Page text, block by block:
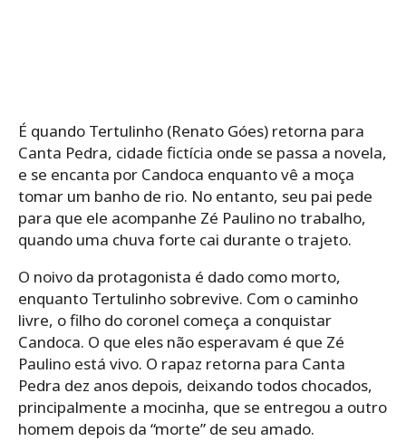
É quando Tertulinho (Renato Góes) retorna para
Canta Pedra, cidade fictícia onde se passa a novela,
e se encanta por Candoca enquanto vê a moça
tomar um banho de rio. No entanto, seu pai pede
para que ele acompanhe Zé Paulino no trabalho,
quando uma chuva forte cai durante o trajeto.
O noivo da protagonista é dado como morto,
enquanto Tertulinho sobrevive. Com o caminho
livre, o filho do coronel começa a conquistar
Candoca. O que eles não esperavam é que Zé
Paulino está vivo. O rapaz retorna para Canta
Pedra dez anos depois, deixando todos chocados,
principalmente a mocinha, que se entregou a outro
homem depois da “morte” de seu amado.